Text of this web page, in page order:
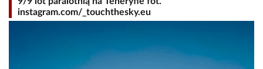
instagram.com/_touchthesky.eu